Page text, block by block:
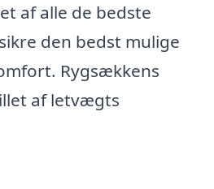
af alle de bedste
den bedst mulige
Rygsækkens
af letvægts